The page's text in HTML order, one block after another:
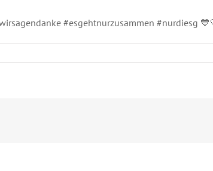
#esgehtnurzusammen #nurdiesg